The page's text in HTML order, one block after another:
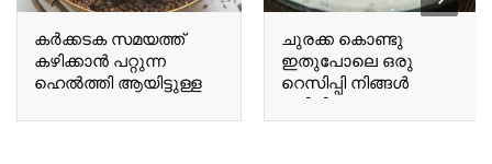
കർക്കടക സമയത്ത്
കഴിക്കാൻ പറ്റുന്ന
ഹെൽത്തി ആയിട്ടുള്ള
suitable for
ചുരക്ക കൊണ്ടു
ഇതുപോലെ ഒരു
റെസിപ്പി നിങ്ങൾ
കഴിച്ചിട്ടുണ്ടോ Have you
ever tried a recipe like